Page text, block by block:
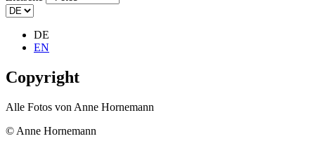
DE
EN
Copyright
Alle Fotos von Anne Hornemann
© Anne Hornemann